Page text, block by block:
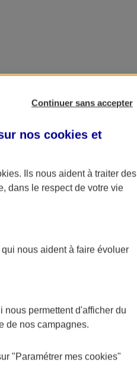
Continuer sans accepter
nos cookies et
. Ils nous aident à traiter des
dans le respect de votre vie
nous aident à faire évoluer
permettent d'afficher du
de nos campagnes.
"Paramétrer mes cookies"